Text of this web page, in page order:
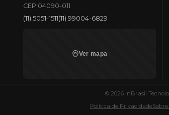
CEP 04090-011
(11) 5051-1511(11) 99004-6829
Ver mapa
© 2026 inBrasil
Política de Privacidade